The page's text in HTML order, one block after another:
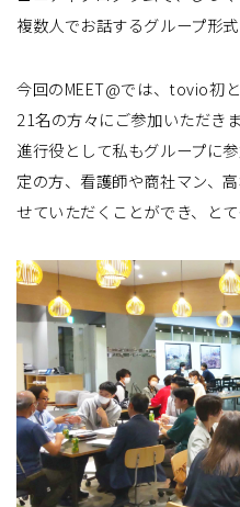
複数人でお話するグループ形式
今回のMEET@では、tovio初
21名の方々にご参加いただきま
進行役として私もグループに
定の方、看護師や商社マン、
せていただくことができ、と